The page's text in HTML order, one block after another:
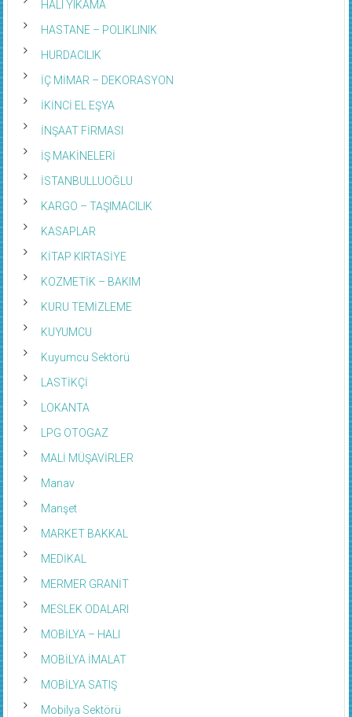
HALI YIKAMA
HASTANE – POLIKLINIK
HURDACILIK
İÇ MİMAR – DEKORASYON
İKİNCİ EL EŞYA
İNŞAAT FİRMASI
İŞ MAKİNELERİ
İSTANBULLUOĞLU
KARGO – TAŞIMACILIK
KASAPLAR
KİTAP KIRTASİYE
KOZMETİK – BAKIM
KURU TEMİZLEME
KUYUMCU
Kuyumcu Sektörü
LASTİKÇİ
LOKANTA
LPG OTOGAZ
MALİ MÜŞAVİRLER
Manav
Manşet
MARKET BAKKAL
MEDİKAL
MERMER GRANİT
MESLEK ODALARI
MOBİLYA – HALI
MOBİLYA İMALAT
MOBİLYA SATIŞ
Mobilya Sektörü